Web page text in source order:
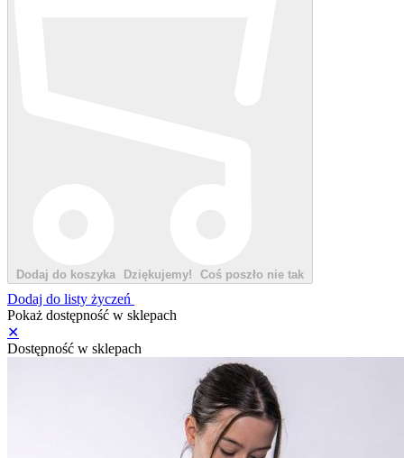
Dodaj do koszyka Dziękujemy! Coś poszło nie tak
Dodaj do listy życzeń
Pokaż dostępność w sklepach
✕
Dostępność w sklepach